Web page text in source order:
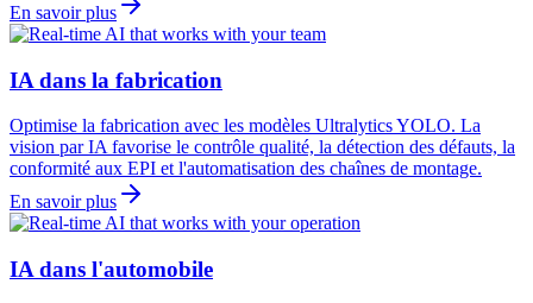
En savoir plus
IA dans la fabrication
Optimise la fabrication avec les modèles Ultralytics YOLO. La
vision par IA favorise le contrôle qualité, la détection des défauts, la
conformité aux EPI et l'automatisation des chaînes de montage.
En savoir plus
IA dans l'automobile